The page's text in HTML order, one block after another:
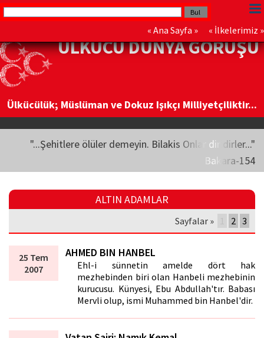
« Ana Sayfa » « İlkelerimiz »
ÜLKÜCÜ DÜNYA GÖRÜŞÜ
Ülkücülük; Müslüman ve Dokuz Işıkçı Milliyetçiliktir...
"...Şehitlere ölüler demeyin. Bilakis Onlar diridirler..."
Bakara-154
ALTIN ADAMLAR
Sayfalar » 2 3
25 Tem
2007
AHMED BIN HANBEL
Ehl-i sünnetin amelde dört hak
mezhebinden biri olan Hanbeli mezhebinin
kurucusu. Künyesi, Ebu Abdullah'tır. Babası
Mervli olup, ismi Muhammed bin Hanbel'dir.